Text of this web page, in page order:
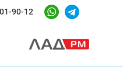
90-12